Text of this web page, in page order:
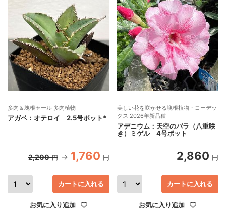
多肉＆塊根セール 多肉植物
アガベ：オテロイ 2.5号ポット*
2,200 円 1,760 円
お気に入り追加
カートに入れる
美しい花を咲かせる塊根植物・コーデッ
クス 2026年新品種
アデニウム：天空のバラ（八重咲
き）ミゲル 4号ポット
2,860 円
お気に入り追加
カートに入れる